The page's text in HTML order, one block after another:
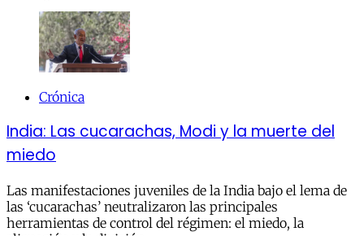
Crónica
India: Las cucarachas, Modi y la muerte del
miedo
Las manifestaciones juveniles de la India bajo el lema de
las ‘cucarachas’ neutralizaron las principales
herramientas de control del régimen: el miedo, la